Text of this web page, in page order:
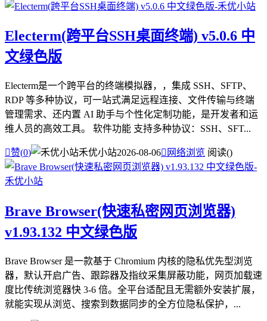
Electerm(跨平台SSH桌面终端) v5.0.6 中
文绿色版
Electerm是一个跨平台的终端模拟器，，集成 SSH、SFTP、
RDP 等多种协议，可一站式满足远程连接、文件传输与终端
管理需求、还内置 AI 助手与个性化定制功能，是开发者和运
维人员的高效工具。 软件功能 支持多种协议：SSH、SFT...
赞(0) 禾优小站2026-08-06 网络浏览 阅读()
Brave Browser(快速私密网页浏览器)
v1.93.132 中文绿色版
Brave Browser 是一款基于 Chromium 内核的隐私优先型浏览
器，默认开启广告、跟踪器及指纹采集屏蔽功能，网页加载速
度比传统浏览器快 3-6 倍。全平台适配且无需额外安装扩展，
就能实现从浏览、搜索到数据同步的全方位隐私保护，...